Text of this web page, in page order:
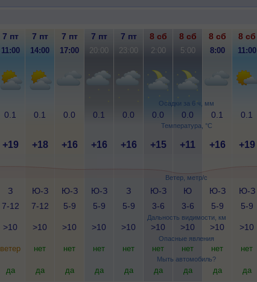
Осадки за 6 ч, мм
Температура, °C
Ветер, метр/с
Дальность видимости, км
Опасные явления
Мыть автомобиль?
7 пт 7 пт 7 пт 7 пт 7 пт 8 сб 8 сб 8 сб 8 сб
11:00 14:00 17:00 20:00 23:00 2:00 5:00 8:00 11:00
0.1 0.1 0.0 0.1 0.0 0.0 0.0 0.1 0.1
+19 +18 +16 +16 +16 +15 +11 +16 +19
З
7-12
Ю-З
7-12
Ю-З
5-9
Ю-З
5-9
З
5-9
Ю-З
3-6
Ю
3-6
Ю-З
5-9
Ю-З
5-9
>10 >10 >10 >10 >10 >10 >10 >10 >10
ветер нет нет нет нет нет нет нет нет
да да да да да да да да да